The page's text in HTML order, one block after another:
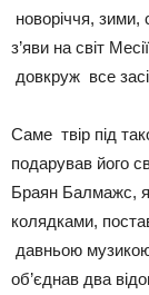
новоріччя,
з’яви на світ
довкруж все
Саме твір під
подарував його
Браян Балмажс,
колядками,
давньою
об’єднав два